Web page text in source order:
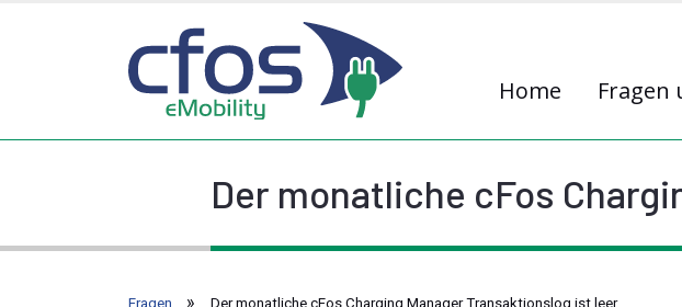
Home Fragen
Der monatliche cFos
Fragen Der monatliche cFos Charging Manager Transaktionslog ist leer